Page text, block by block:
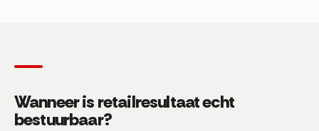
Wanneer is retailresultaat echt
bestuurbaar?